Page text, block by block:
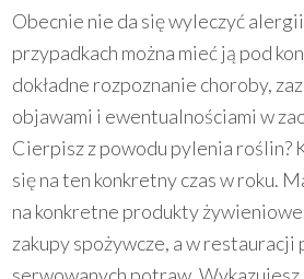
Obecnie nie da się wyleczyć
przypadkach można mieć ją pod
dokładne rozpoznanie choroby,
objawami i ewentualnościami w
Cierpisz z powodu pylenia roślin?
się na ten konkretny czas w roku.
na konkretne produkty
zakupy spożywcze, a w restauracji